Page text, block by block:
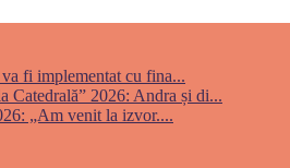
fi implementat cu fina...
2026: Andra și di...
„Am venit la izvor....